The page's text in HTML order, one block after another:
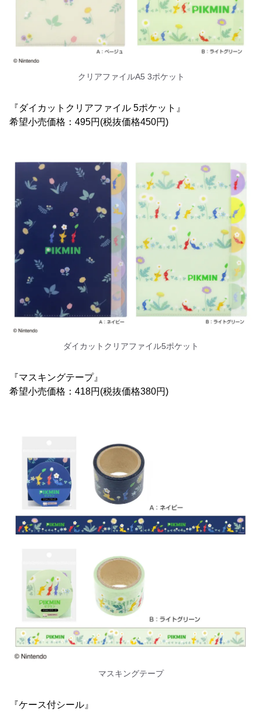
クリアファイルA5 3ポケット
『ダイカットクリアファイル 5ポケット』
希望小売価格：495円(税抜価格450円)
ダイカットクリアファイル5ポケット
『マスキングテープ』
希望小売価格：418円(税抜価格380円)
マスキングテープ
『ケース付シール』